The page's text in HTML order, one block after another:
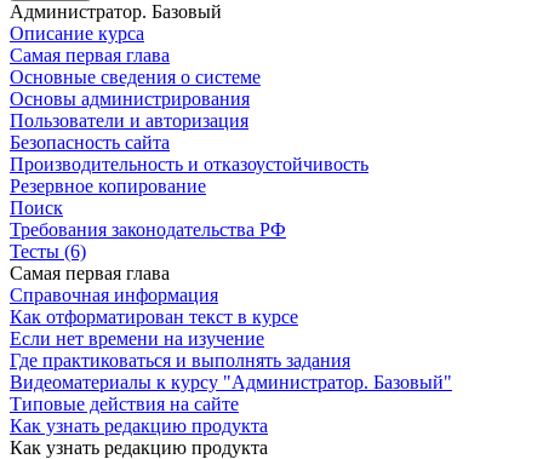
Администратор. Базовый
Описание курса
Самая первая глава
Основные сведения о системе
Основы администрирования
Пользователи и авторизация
Безопасность сайта
Производительность и отказоустойчивость
Резервное копирование
Поиск
Требования законодательства РФ
Тесты (6)
Самая первая глава
Справочная информация
Как отформатирован текст в курсе
Если нет времени на изучение
Где практиковаться и выполнять задания
Видеоматериалы к курсу "Администратор. Базовый"
Типовые действия на сайте
Как узнать редакцию продукта
Как узнать редакцию продукта